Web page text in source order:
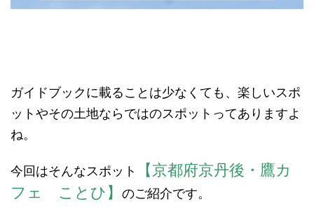
ガイドブックに載ることは少なくても、楽しいスポ
ットやその土地ならではのスポットってありますよ
ね。
今回はそんなスポット
【京都府京丹後・鷹カ
フェ ことひ】
のご紹介です。